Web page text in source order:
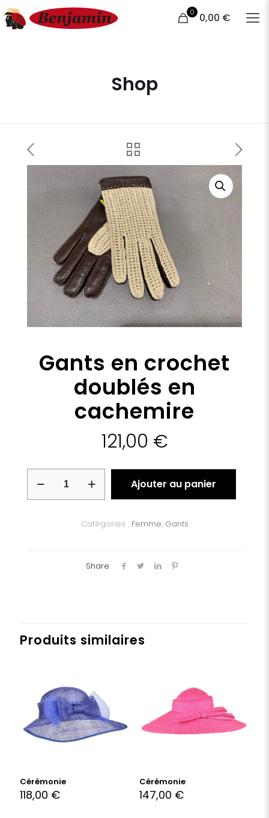
0 0,00 €
Shop
Gants en crochet
doublés en
cachemire
121,00 €
Ajouter au panier
Catégories : Femme, Gants
Share
Produits similaires
Cérémonie
118,00 €
Cérémonie
147,00 €